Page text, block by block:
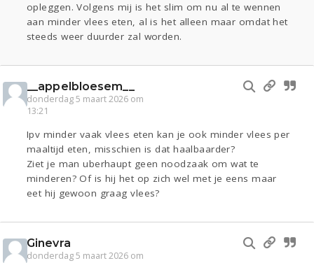
opleggen. Volgens mij is het slim om nu al te wennen
aan minder vlees eten, al is het alleen maar omdat het
steeds weer duurder zal worden.
__appelbloesem__
donderdag 5 maart 2026 om
13:21
Ipv minder vaak vlees eten kan je ook minder vlees per
maaltijd eten, misschien is dat haalbaarder?
Ziet je man uberhaupt geen noodzaak om wat te
minderen? Of is hij het op zich wel met je eens maar
eet hij gewoon graag vlees?
Ginevra
donderdag 5 maart 2026 om